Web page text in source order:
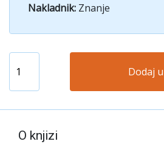
Nakladnik: Znanje
Dodaj
O knjizi